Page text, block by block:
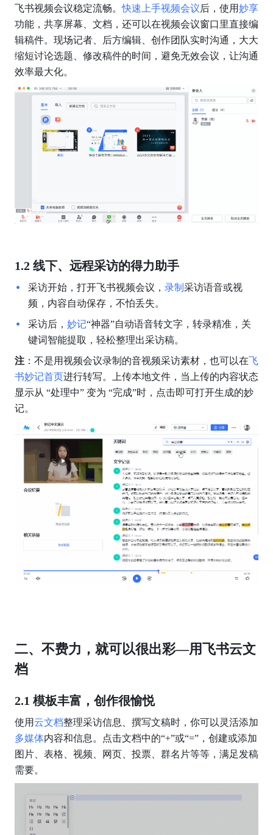
飞书视频会议稳定流畅。快速上手视频会议后，使用妙享
功能，共享屏幕、文档，还可以在视频会议窗口里直接编
辑稿件。现场记者、后方编辑、创作团队实时沟通，大大
缩短讨论选题、修改稿件的时间，避免无效会议，让沟通
效率最大化。
1.2 线下、远程采访的得力助手
采访开始，打开飞书视频会议， 录制 采访语音或视
频，内容自动保存，不怕丢失。
采访后， 妙记“神器”自动语音转文字，转录精准，关
键词智能提取，轻松整理出采访稿。
注：不是用视频会议录制的音视频采访素材，也可以在飞
书妙记首页进行转写。上传本地文件，当上传的内容状态
显示从 “处理中” 变为 “完成”时，点击即可打开生成的妙
记。
二、不费力，就可以很出彩—用飞书云文
档
2.1 模板丰富，创作很愉悦
使用云文档整理采访信息、撰写文稿时，你可以灵活添加
多媒体内容和信息。点击文档中的“+”或“=”，创建或添加
图片、表格、视频、网页、投票、群名片等等，满足发稿
需要。